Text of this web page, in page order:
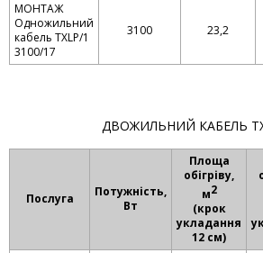
МОНТАЖ
Одножильний
кабель TXLP/1
3100/17
3100 23,2
ДВОЖИЛЬНИЙ КАБЕЛЬ
Послуга
Потужність,
Вт
Площа
обігріву,
м2
(крок
укладання
12 см)